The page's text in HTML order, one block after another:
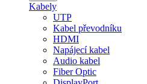
Kabely
UTP
Kabel převodníku
HDMI
Napájecí kabel
Audio kabel
Fiber Optic